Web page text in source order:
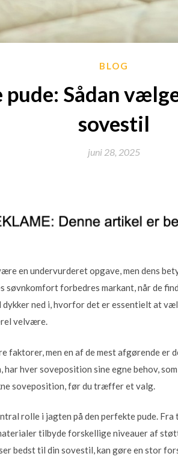
BLOG
pude: Sådan
sovestil
juni 28, 2025
en undervurderet opgave, men dens
søvnkomfort forbedres markant, når de
ned i, hvorfor det er essentielt at
velvære.
faktorer, men en af de mest afgørende er
har hver soveposition sine egne behov,
soveposition, før du træffer et valg.
rolle i jagten på den perfekte pude.
tilbyde forskellige niveauer af
bedst til din sovestil, kan gøre en stor